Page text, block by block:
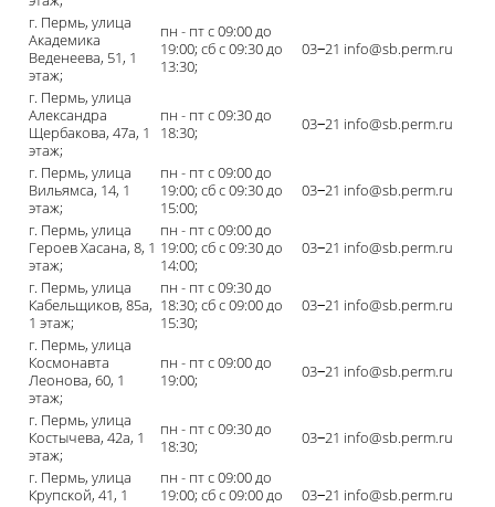
г. Пермь, улица
Академика
Веденеева, 51, 1
этаж;
пн - пт с 09:00 до
19:00; сб с 09:30 до
13:30;
03‒21 info@sb.perm.ru
г. Пермь, улица
Александра
Щербакова, 47а, 1
этаж;
пн - пт с 09:30 до
18:30;
03‒21 info@sb.perm.ru
г. Пермь, улица
Вильямса, 14, 1
этаж;
пн - пт с 09:00 до
19:00; сб с 09:30 до
15:00;
03‒21 info@sb.perm.ru
г. Пермь, улица
Героев Хасана, 8, 1
этаж;
пн - пт с 09:00 до
19:00; сб с 09:30 до
14:00;
03‒21 info@sb.perm.ru
г. Пермь, улица
Кабельщиков, 85а,
1 этаж;
пн - пт с 09:30 до
18:30; сб с 09:00 до
15:30;
03‒21 info@sb.perm.ru
г. Пермь, улица
Космонавта
Леонова, 60, 1
этаж;
пн - пт с 09:00 до
19:00;
03‒21 info@sb.perm.ru
г. Пермь, улица
Костычева, 42а, 1
этаж;
пн - пт с 09:30 до
18:30;
03‒21 info@sb.perm.ru
г. Пермь, улица
Крупской, 41, 1
пн - пт с 09:00 до
19:00; сб с 09:00 до
03‒21 info@sb.perm.ru